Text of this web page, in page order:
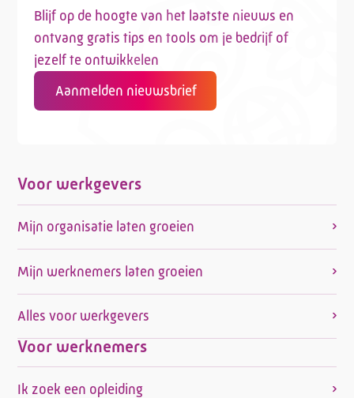
Blijf op de hoogte van het laatste nieuws en
ontvang gratis tips en tools om je bedrijf of
jezelf te ontwikkelen
Aanmelden nieuwsbrief
Voor werkgevers
Mijn organisatie laten groeien
Mijn werknemers laten groeien
Alles voor werkgevers
Voor werknemers
Ik zoek een opleiding